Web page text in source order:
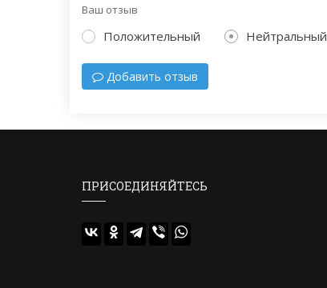
Ваш отзыв
Положительный Нейтральный
Добавить отзыв
ПРИСОЕДИНЯЙТЕСЬ